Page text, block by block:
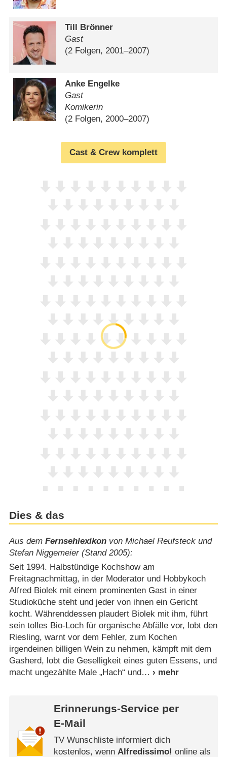
Till Brönner
Gast
(2 Folgen, 2001⁠–⁠2007)
Anke Engelke
Gast
Komikerin
(2 Folgen, 2000⁠–⁠2007)
Cast & Crew komplett
Dies & das
Aus dem Fernsehlexikonvon Michael Reufsteck und
Stefan Niggemeier (Stand 2005):
Seit 1994. Halbstündige Kochshow am
Freitagnachmittag, in der Moderator und Hobbykoch
Alfred Biolek mit einem prominenten Gast in einer
Studioküche steht und jeder von ihnen ein Gericht
kocht. Währenddessen plaudert Biolek mit ihm, führt
sein tolles Bio-Loch für organische Abfälle vor, lobt den
Riesling, warnt vor dem Fehler, zum Kochen
irgendeinen billigen Wein zu nehmen, kämpft mit dem
Gasherd, lobt die Geselligkeit eines guten Essens, und
macht ungezählte Male „Hach“ und
Erinnerungs-Service per
E-Mail
TV Wunschliste informiert dich
kostenlos, wenn Alfredissimo! online als